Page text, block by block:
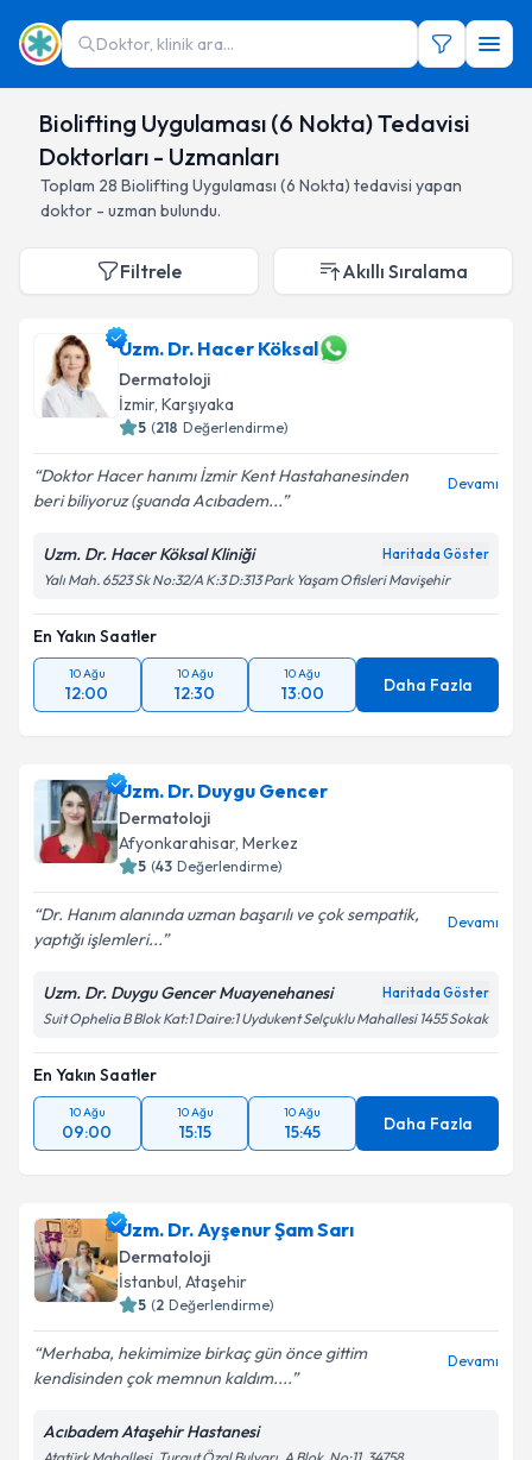
Doktor, klinik ara...
Biolifting Uygulaması (6 Nokta) Tedavisi
Doktorları - Uzmanları
Toplam 28 Biolifting Uygulaması (6 Nokta) tedavisi yapan
doktor - uzman bulundu.
Filtrele Akıllı Sıralama
Uzm. Dr. Hacer Köksal
Dermatoloji
İzmir, Karşıyaka
5 (218 Değerlendirme)
Doktor Hacer hanımı İzmir Kent Hastahanesinden
beri biliyoruz (şuanda Acıbadem...
Devamı
Uzm. Dr. Hacer Köksal Kliniği Haritada Göster
Yalı Mah. 6523 Sk No:32/A K:3 D:313 Park Yaşam Ofisleri Mavişehir
En Yakın Saatler
10 Ağu
12:00
10 Ağu
12:30
10 Ağu
13:00 Daha Fazla
Uzm. Dr. Duygu Gencer
Dermatoloji
Afyonkarahisar, Merkez
5 (43 Değerlendirme)
Dr. Hanım alanında uzman başarılı ve çok sempatik,
yaptığı işlemleri...
Devamı
Uzm. Dr. Duygu Gencer Muayenehanesi Haritada Göster
Suit Ophelia B Blok Kat:1 Daire:1 Uydukent Selçuklu Mahallesi 1455 Sokak
En Yakın Saatler
10 Ağu
09:00
10 Ağu
15:15
10 Ağu
15:45 Daha Fazla
Uzm. Dr. Ayşenur Şam Sarı
Dermatoloji
İstanbul, Ataşehir
5 (2 Değerlendirme)
Merhaba, hekimimize birkaç gün önce gittim
kendisinden çok memnun kaldım....
Devamı
Acıbadem Ataşehir Hastanesi